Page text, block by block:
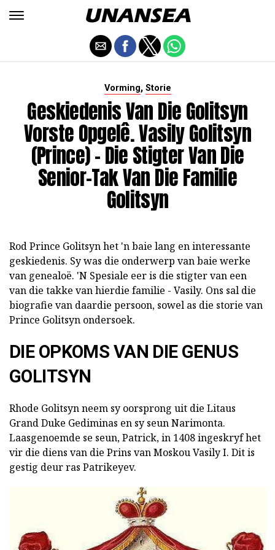
Vorming, Storie
Geskiedenis Van Die Golitsyn
Vorste Opgelê. Vasily Golitsyn
(Prince) - Die Stigter Van Die
Senior-Tak Van Die Familie
Golitsyn
Rod Prince Golitsyn het 'n baie lang en interessante
geskiedenis. Sy was die onderwerp van baie werke
van genealoë. 'N Spesiale eer is die stigter van een
van die takke van hierdie familie - Vasily. Ons sal die
biografie van daardie persoon, sowel as die storie van
Prince Golitsyn ondersoek.
DIE OPKOMS VAN DIE GENUS
GOLITSYN
Rhode Golitsyn neem sy oorsprong uit die Litaus
Grand Duke Gediminas en sy seun Narimonta.
Laasgenoemde se seun, Patrick, in 1408 ingeskryf het
vir die diens van die Prins van Moskou Vasily I. Dit is
gestig deur ras Patrikeyev.